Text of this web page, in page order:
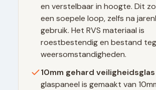
en verstelbaar in hoogte. Dit
een soepele loop, zelfs na
gebruik. Het RVS materiaal is
roestbestendig en bestand
weersomstandigheden.
10mm gehard veiligheidsglas
glaspaneel is gemaakt van